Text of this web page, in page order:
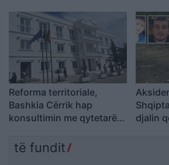
kriminelët që abuzojnë me
sistemin e emigracionit
dhe
Reforma territoriale,
Bashkia Cërrik hap
konsultimin me qytetarët,
udhëhiqet nga nevojat e
djalin
të fundit